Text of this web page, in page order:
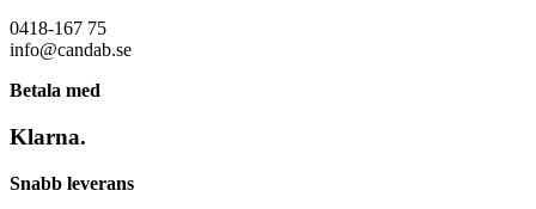
0418-167 75
info@candab.se
Betala med
Klarna.
Snabb leverans